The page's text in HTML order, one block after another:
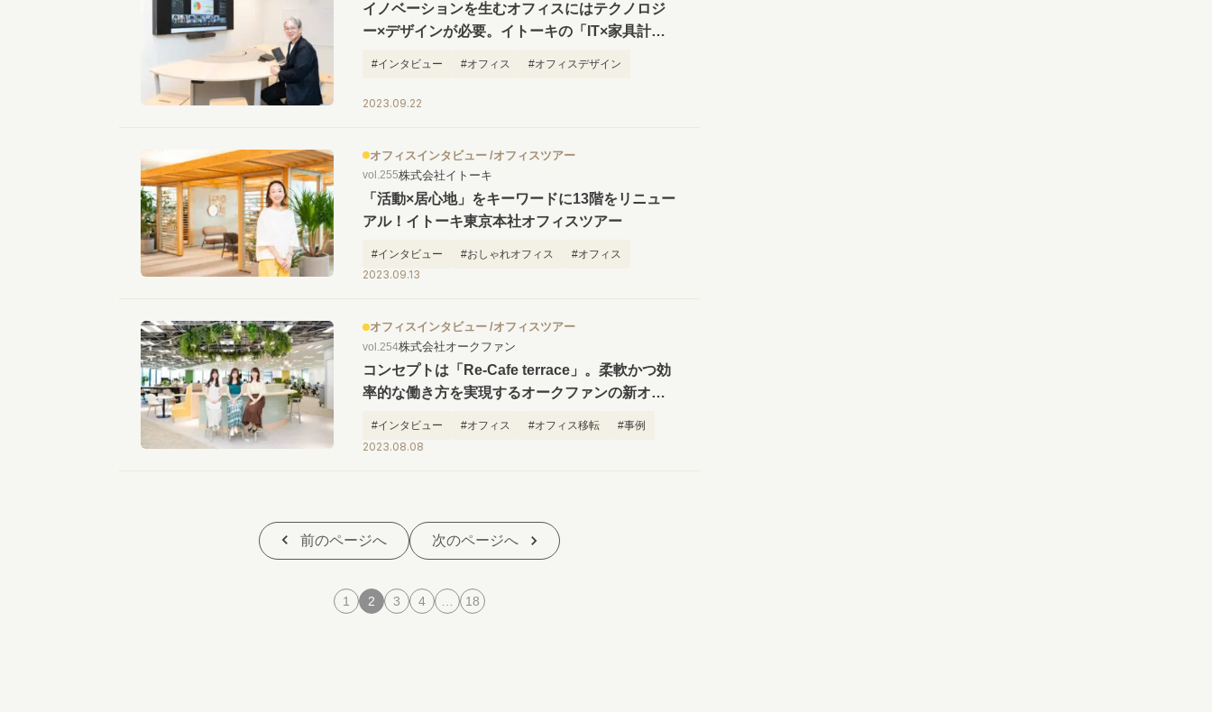
イノベーションを生むオフィスにはテクノロジ
ー×デザインが必要。イトーキの「IT×家具計
#インタビュー #オフィス #オフィスデザイン
2023.09.22
オフィスインタビュー オフィスツアー
vol.255株式会社イトーキ
「活動×居心地」をキーワードに13階をリニュー
アル！イトーキ東京本社オフィスツアー
#インタビュー #おしゃれオフィス #オフィス
#レイアウト
2023.09.13
オフィスインタビュー オフィスツアー
vol.254株式会社オークファン
コンセプトは「Re-Cafe terrace」。柔軟かつ効
率的な働き方を実現するオークファンの新オフ
#インタビュー #オフィス #オフィス移転 #事例
#働き方
2023.08.08
前のページへ 次のページへ
1 2 3 4 18